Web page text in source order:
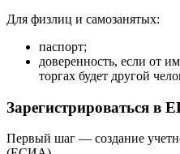
Для физлиц и самозанятых:
паспорт;
доверенность, если от
торгах будет другой
Зарегистрироваться в
Первый шаг — создание